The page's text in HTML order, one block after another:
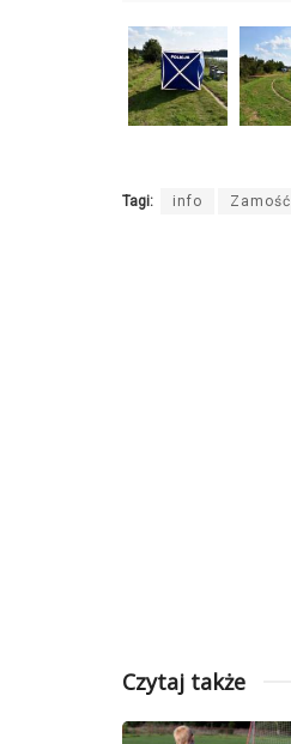
Tagi: info Zamość
Czytaj także